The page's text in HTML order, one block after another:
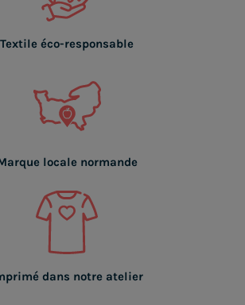
Textile éco-responsable
locale normande
dans notre atelier